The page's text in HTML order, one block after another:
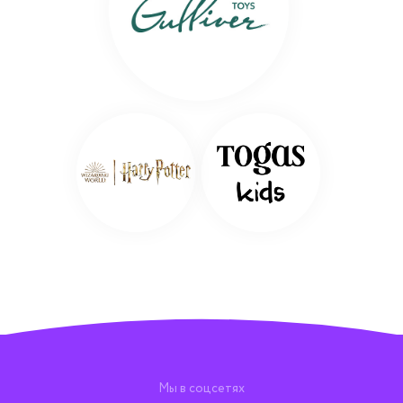
Мы в соцсетях